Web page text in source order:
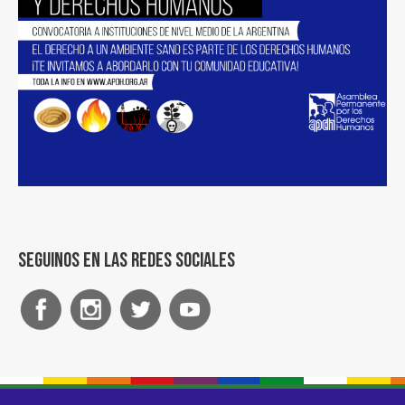
Seguinos en las redes sociales